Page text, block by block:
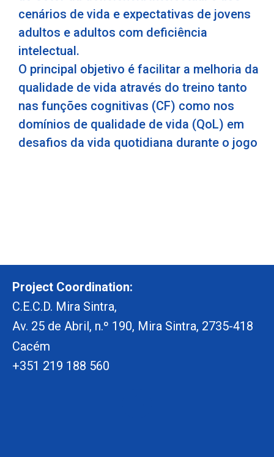
cenários de vida e expectativas de jovens
adultos e adultos com deficiência
intelectual.
O principal objetivo é facilitar a melhoria da
qualidade de vida através do treino tanto
nas funções cognitivas (CF) como nos
domínios de qualidade de vida (QoL) em
desafios da vida quotidiana durante o jogo
Project Coordination:
C.E.C.D. Mira Sintra,
Av. 25 de Abril, n.º 190, Mira Sintra, 2735-418
Cacém
+351 219 188 560